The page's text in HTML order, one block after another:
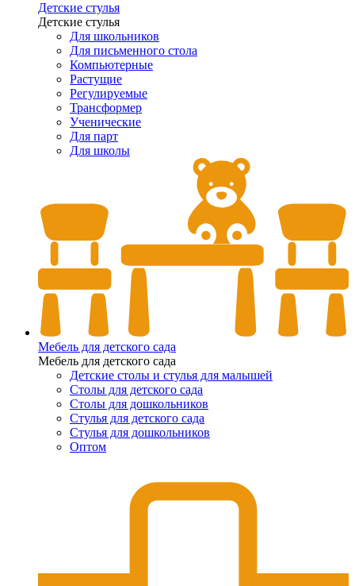
Детские стулья
Детские стулья
Для школьников
Для письменного стола
Компьютерные
Растущие
Регулируемые
Трансформер
Ученические
Для парт
Для школы
Мебель для детского сада
Мебель для детского сада
Детские столы и стулья для малышей
Столы для детского сада
Столы для дошкольников
Стулья для детского сада
Стулья для дошкольников
Оптом